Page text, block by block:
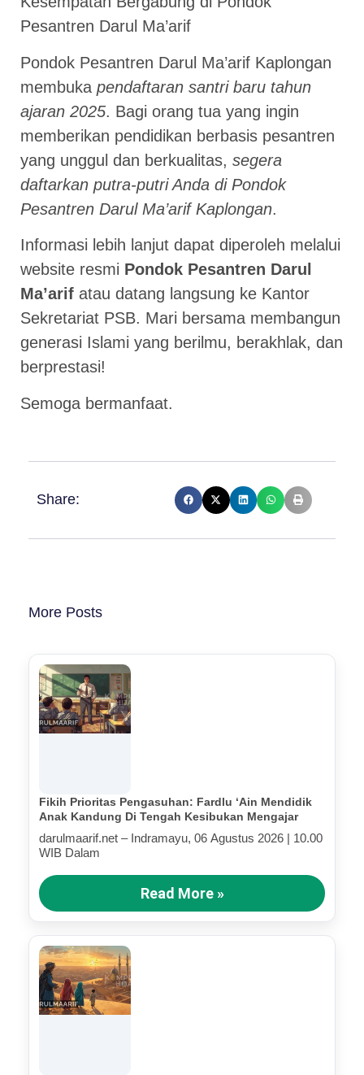
Pesantren Darul Ma’arif
Pondok Pesantren Darul Ma’arif Kaplongan
membuka pendaftaran santri baru tahun
ajaran 2025. Bagi orang tua yang ingin
memberikan pendidikan berbasis pesantren
yang unggul dan berkualitas, segera
daftarkan putra-putri Anda di Pondok
Pesantren Darul Ma’arif Kaplongan.
Informasi lebih lanjut dapat diperoleh melalui
website resmi Pondok Pesantren Darul
Ma’arif atau datang langsung ke Kantor
Sekretariat PSB. Mari bersama membangun
generasi Islami yang berilmu, berakhlak, dan
berprestasi!
Semoga bermanfaat.
Share:
More Posts
Fikih Prioritas Pengasuhan: Fardlu ‘Ain Mendidik
Anak Kandung Di Tengah Kesibukan Mengajar
darulmaarif.net – Indramayu, 06 Agustus 2026 | 10.00
WIB Dalam
Read More »